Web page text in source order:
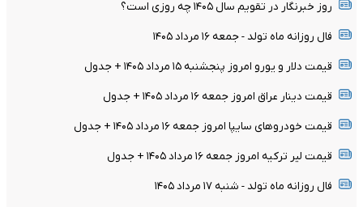
روز خبرنگار در تقویم سال ۱۴۰۵ چه روزی است؟
فال روزانه ماه تولد - جمعه ۱۶ مرداد ۱۴۰۵
قیمت دلار و یورو امروز پنجشنبه ۱۵ مرداد ۱۴۰۵ + جدول
قیمت دینار عراق امروز جمعه ۱۶ مرداد ۱۴۰۵ + جدول
قیمت خودرو‌های سایپا امروز جمعه ۱۶ مرداد ۱۴۰۵ + جدول
قیمت لیر ترکیه امروز جمعه ۱۶ مرداد ۱۴۰۵ + جدول
فال روزانه ماه تولد - شنبه ۱۷ مرداد ۱۴۰۵